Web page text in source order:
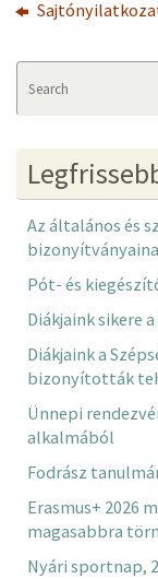
Az általános és
Pót- és
Diákjaink sikere
Diákjaink a
bizonyították
Ünnepi
alkalmából
Fodrász
Erasmus+ 2026
magasabbra
Nyári sportnap,